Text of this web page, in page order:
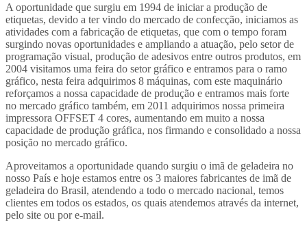
A oportunidade que surgiu em 1994 de iniciar a produção de
etiquetas, devido a ter vindo do mercado de confecção, iniciamos as
atividades com a fabricação de etiquetas, que com o tempo foram
surgindo novas oportunidades e ampliando a atuação, pelo setor de
programação visual, produção de adesivos entre outros produtos, em
2004 visitamos uma feira do setor gráfico e entramos para o ramo
gráfico, nesta feira adquirimos 8 máquinas, com este maquinário
reforçamos a nossa capacidade de produção e entramos mais forte
no mercado gráfico também, em 2011 adquirimos nossa primeira
impressora OFFSET 4 cores, aumentando em muito a nossa
capacidade de produção gráfica, nos firmando e consolidado a nossa
posição no mercado gráfico.
Aproveitamos a oportunidade quando surgiu o imã de geladeira no
nosso País e hoje estamos entre os 3 maiores fabricantes de imã de
geladeira do Brasil, atendendo a todo o mercado nacional, temos
clientes em todos os estados, os quais atendemos através da internet,
pelo site ou por e-mail.